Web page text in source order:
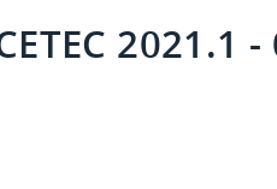
2021.1